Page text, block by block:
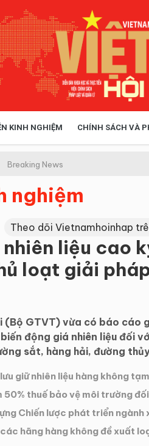
KINH NGHIỆM CHÍNH SÁCH VÀ
Breaking News
nghiệm
Theo dõi Vietnamhoinhap
liệu cao
loạt giải
GTVT) vừa có báo cáo
động giá nhiên liệu đối
sắt, hàng hải, đường
giữ nhiên liệu hàng không
50% thuế bảo vệ môi trường
Chiến lược phát triển ngành
hãng hàng không đề xuất